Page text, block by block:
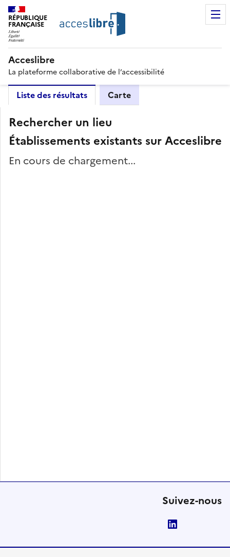
RÉPUBLIQUE
FRANÇAISE
Acceslibre
La plateforme collaborative de l’accessibilité
Liste des résultats Carte
Rechercher un lieu
Établissements existants sur Acceslibre
En cours de chargement...
Suivez-nous